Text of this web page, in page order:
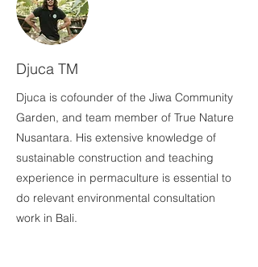
Djuca TM
Djuca is cofounder of the Jiwa Community
Garden, and team member of True Nature
Nusantara. His extensive knowledge of
sustainable construction and teaching
experience in permaculture is essential to
do relevant environmental consultation
work in Bali.